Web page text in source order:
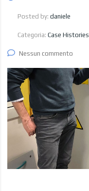
Posted by: daniele
Categoria: Case Histories
Nessun commento